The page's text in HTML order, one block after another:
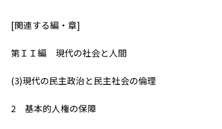
[関連する編・章]
第ＩＩ編 現代の社会と人間
(3)現代の民主政治と民主社会の倫理
2 基本的人権の保障